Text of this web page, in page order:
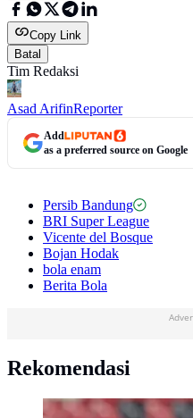
Copy Link
Batal
Tim Redaksi
Asad ArifinReporter
Add
as a preferred source on Google
Persib Bandung
BRI Super League
Vicente del Bosque
Bojan Hodak
bola enam
Berita Bola
Rekomendasi